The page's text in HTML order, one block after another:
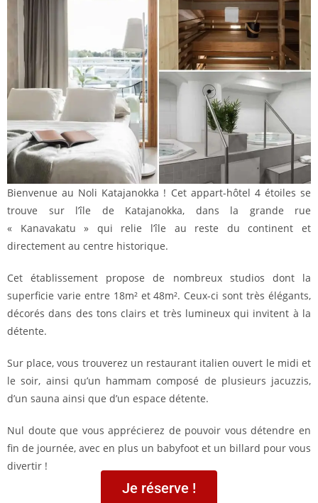
Bienvenue au Noli Katajanokka ! Cet appart-hôtel 4 étoiles se
trouve sur l’île de Katajanokka, dans la grande rue
« Kanavakatu » qui relie l’île au reste du continent et
directement au centre historique.
Cet établissement propose de nombreux studios dont la
superficie varie entre 18m² et 48m². Ceux-ci sont très élégants,
décorés dans des tons clairs et très lumineux qui invitent à la
détente.
Sur place, vous trouverez un restaurant italien ouvert le midi et
le soir, ainsi qu’un hammam composé de plusieurs jacuzzis,
d’un sauna ainsi que d’un espace détente.
Nul doute que vous apprécierez de pouvoir vous détendre en
fin de journée, avec en plus un babyfoot et un billard pour vous
divertir !
Je réserve !